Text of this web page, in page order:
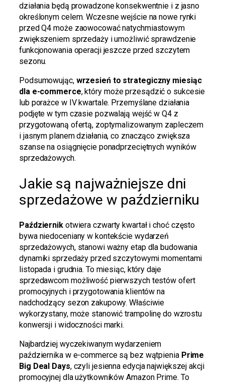
działania będą prowadzone konsekwentnie i z jasno
określonym celem. Wczesne wejście na nowe rynki
przed Q4 może zaowocować natychmiastowym
zwiększeniem sprzedaży i umożliwić sprawdzenie
funkcjonowania operacji jeszcze przed szczytem
sezonu.
Podsumowując, wrzesień to strategiczny miesiąc
dla e-commerce, który może przesądzić o sukcesie
lub porażce w IV kwartale. Przemyślane działania
podjęte w tym czasie pozwalają wejść w Q4 z
przygotowaną ofertą, zoptymalizowanym zapleczem
i jasnym planem działania, co znacząco zwiększa
szanse na osiągnięcie ponadprzeciętnych wyników
sprzedażowych.
Jakie są najważniejsze dni
sprzedażowe w październiku
Październikotwiera czwarty kwartał i choć często
bywa niedoceniany w kontekście wydarzeń
sprzedażowych, stanowi ważny etap dla budowania
dynamiki sprzedaży przed szczytowymi momentami
listopada i grudnia. To miesiąc, który daje
sprzedawcom możliwość pierwszych testów ofert
promocyjnych i przygotowania klientów na
nadchodzący sezon zakupowy. Właściwie
wykorzystany, może stanowić trampolinę do wzrostu
konwersji i widoczności marki.
Najbardziej wyczekiwanym wydarzeniem
października w e-commerce są bez wątpienia Prime
Big Deal Days, czyli jesienna edycja największej akcji
promocyjnej dla użytkowników Amazon Prime. To